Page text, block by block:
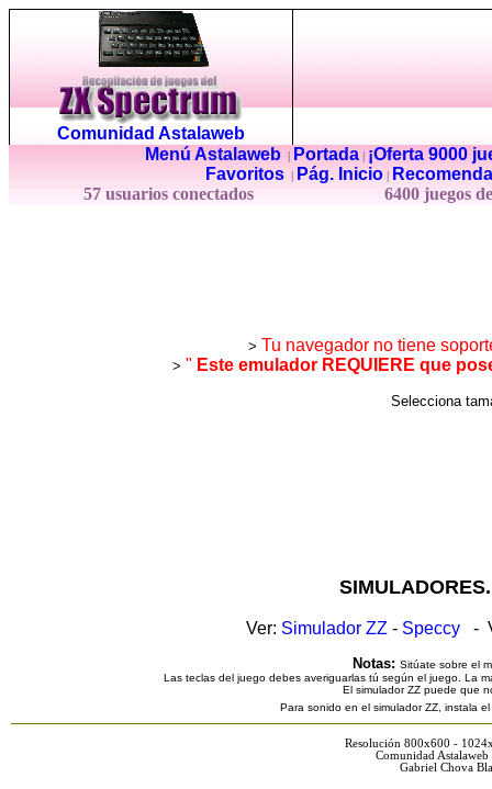
Comunidad Astalaweb
Menú Astalaweb| Portada|
¡Oferta 9000
Favoritos
Pág. Inicio
57 usuarios conectados
6400 juegos
> Tu navegador no tiene
> " Este emulador REQUIERE que
Selecciona
Ver: Simulador ZZ - Speccy -
Notas: Sitúate sobre el
Las teclas del juego debes averiguarlas tú según el juego. La
El simulador ZZ puede que
Para sonido en el simulador ZZ, instala
Resolución 800x600 -
Comunidad
Gabriel Chova